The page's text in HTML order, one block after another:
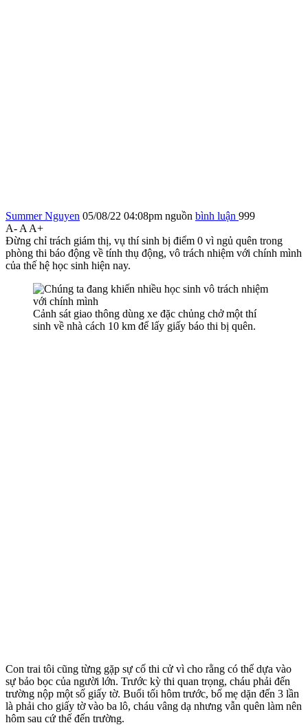
Summer Nguyen 05/08/22 04:08pm nguồn bình luận 999
A- A A+
Đừng chỉ trách giám thị, vụ thí sinh bị điểm 0 vì ngủ quên trong
phòng thi báo động về tính thụ động, vô trách nhiệm với chính mình
của thế hệ học sinh hiện nay.
Cảnh sát giao thông dùng xe đặc chủng chở một thí
sinh về nhà cách 10 km để lấy giấy báo thi bị quên.
Con trai tôi cũng từng gặp sự cố thi cử vì cho rằng có thể dựa vào
sự bảo bọc của người lớn. Trước kỳ thi quan trọng, cháu phải đến
trường nộp một số giấy tờ. Buổi tối hôm trước, bố mẹ dặn đến 3 lần
là phải cho giấy tờ vào ba lô, cháu vâng dạ nhưng vẫn quên làm nên
hôm sau cứ thế đến trường.